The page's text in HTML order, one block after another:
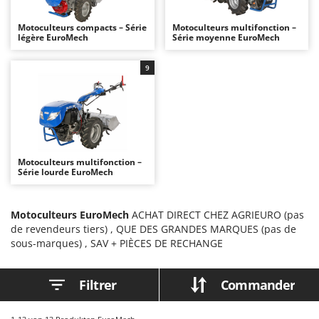
Autolaveuses
Autres produits
Bancs de scie pour le bois - Scies à bûches
Barbecues
Bennes pour tracteur
Brosses pour sols extérieurs
Broyeurs de branches et végétaux
Butteurs pour tracteur
Chargeurs de batterie - Démarreurs
Ambrogio Robot
Annovi Reverberi
Arco
Ardes
Argo
Ariete
Ausonia
Awelco
Baesso
Motoculteurs compacts – Série
légère EuroMech
Motoculteurs multifonction –
Série moyenne EuroMech
Motoculteurs multifonction –
Série lourde EuroMech
9
Motoculteurs EuroMech ACHAT DIRECT CHEZ AGRIEURO (pas
de revendeurs tiers) , QUE DES GRANDES MARQUES (pas de
sous-marques) , SAV + PIÈCES DE RECHANGE
Filtrer Commander